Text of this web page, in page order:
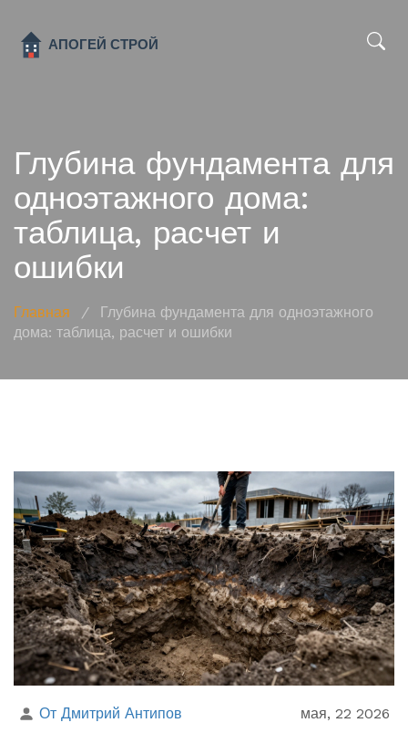
Глубина фундамента для
одноэтажного дома:
таблица, расчет и
ошибки
Главная /
Глубина фундамента для одноэтажного
дома: таблица, расчет и ошибки
От Дмитрий Антипов
мая, 22 2026